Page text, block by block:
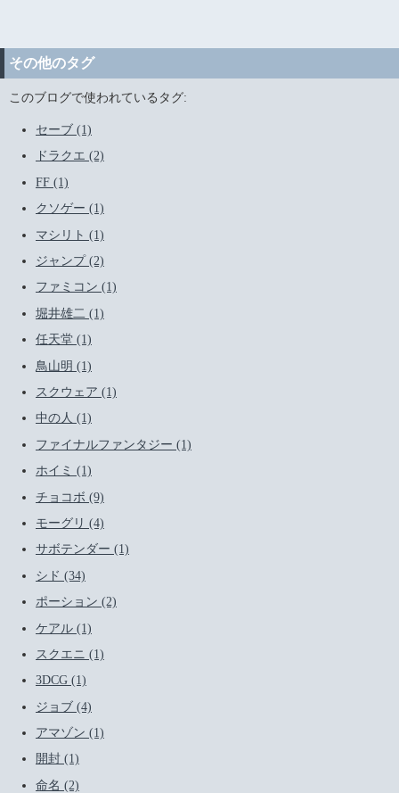
その他のタグ
このブログで使われているタグ:
セーブ (1)
ドラクエ (2)
FF (1)
クソゲー (1)
マシリト (1)
ジャンプ (2)
ファミコン (1)
堀井雄二 (1)
任天堂 (1)
鳥山明 (1)
スクウェア (1)
中の人 (1)
ファイナルファンタジー (1)
ホイミ (1)
チョコボ (9)
モーグリ (4)
サボテンダー (1)
シド (34)
ポーション (2)
ケアル (1)
スクエニ (1)
3DCG (1)
ジョブ (4)
アマゾン (1)
開封 (1)
命名 (2)